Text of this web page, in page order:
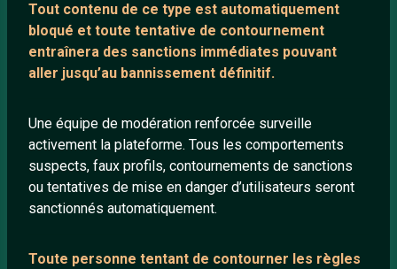
Tout contenu de ce type est automatiquement
bloqué et toute tentative de contournement
entraînera des sanctions immédiates pouvant
aller jusqu’au bannissement définitif.
Une équipe de modération renforcée surveille
activement la plateforme. Tous les comportements
suspects, faux profils, contournements de sanctions
ou tentatives de mise en danger d’utilisateurs seront
sanctionnés automatiquement.
Toute personne tentant de contourner les règles
Blog
Salons de discussion
Communauté
Playlists YouTube
ANNEXE